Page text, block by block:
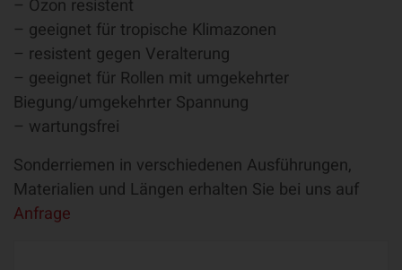
– Ozon resistent
– geeignet für tropische Klimazonen
– resistent gegen Veralterung
– geeignet für Rollen mit umgekehrter
Biegung/umgekehrter Spannung
– wartungsfrei
Sonderriemen in verschiedenen Ausführungen,
Materialien und Längen erhalten Sie bei uns auf
Anfrage